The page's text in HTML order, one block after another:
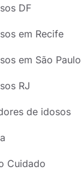
DF
em Recife
em São Paulo
RJ
de idosos
Cuidado